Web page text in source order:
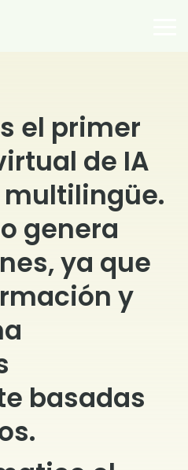
el primer
de IA
genera
ya que
y
basadas